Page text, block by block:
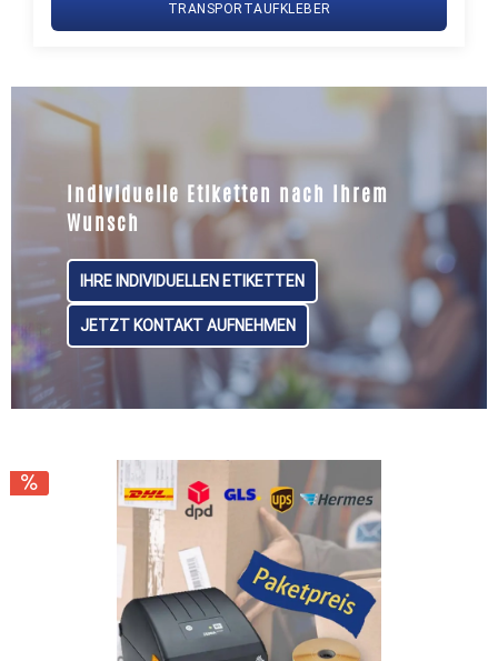
TRANSPORTAUFKLEBER
Individuelle Etiketten nach Ihrem
Wunsch
IHRE INDIVIDUELLEN ETIKETTEN
JETZT KONTAKT AUFNEHMEN